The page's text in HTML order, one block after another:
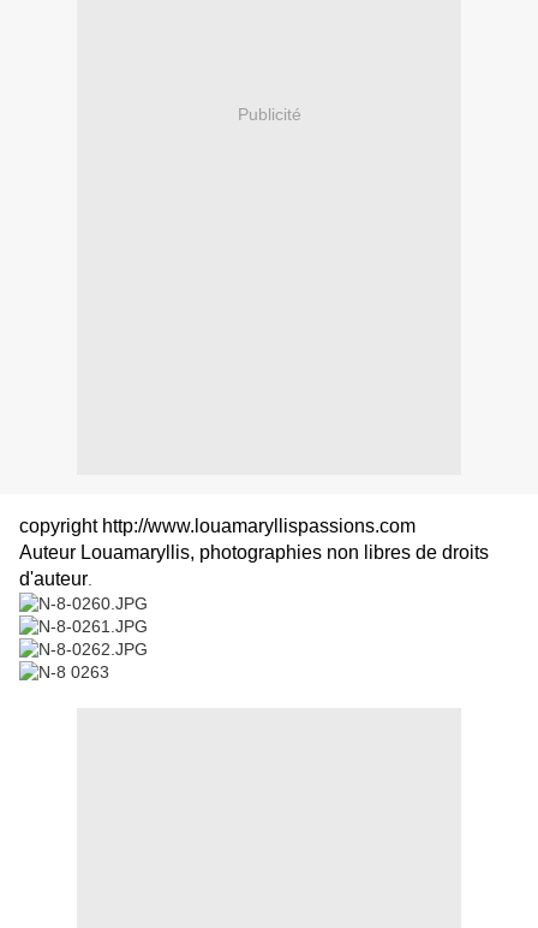
Publicité
copyright http://www.louamaryllispassions.com
Auteur Louamaryllis, photographies non libres de droits
d'auteur